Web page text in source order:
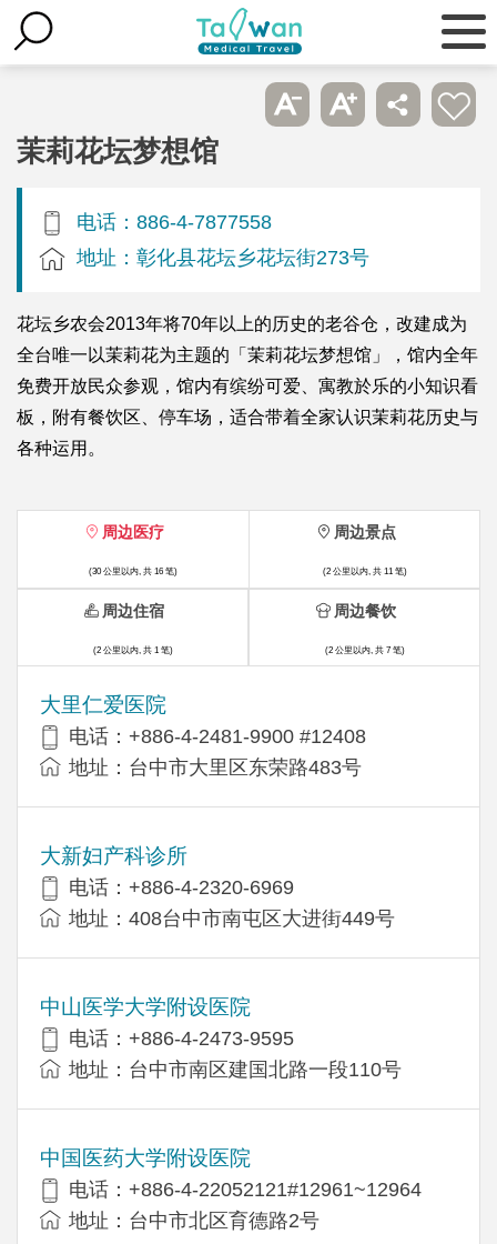
茉莉花坛梦想馆
电话：886-4-7877558
地址：彰化县花坛乡花坛街273号
花坛乡农会2013年将70年以上的历史的老谷仓，改建成为
全台唯一以茉莉花为主题的「茉莉花坛梦想馆」，馆内全年
免费开放民众参观，馆内有缤纷可爱、寓教於乐的小知识看
板，附有餐饮区、停车场，适合带着全家认识茉莉花历史与
各种运用。
周边医疗
(30 公里以内, 共 16 笔)
大里仁爱医院
电话：+886-4-2481-9900 #12408
地址：台中市大里区东荣路483号
大新妇产科诊所
电话：+886-4-2320-6969
地址：408台中市南屯区大进街449号
中山医学大学附设医院
电话：+886-4-2473-9595
地址：台中市南区建国北路一段110号
中国医药大学附设医院
电话：+886-4-22052121#12961~12964
地址：台中市北区育德路2号
周边景点
(2 公里以内, 共 11 笔)
周边住宿
(2 公里以内, 共 1 笔)
周边餐饮
(2 公里以内, 共 7 笔)